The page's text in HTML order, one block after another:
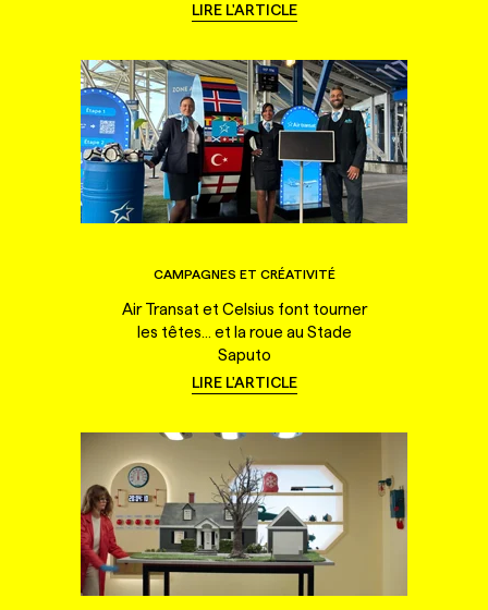
LIRE L'ARTICLE
CAMPAGNES ET CRÉATIVITÉ
Air Transat et Celsius font tourner
les têtes... et la roue au Stade
Saputo
LIRE L'ARTICLE